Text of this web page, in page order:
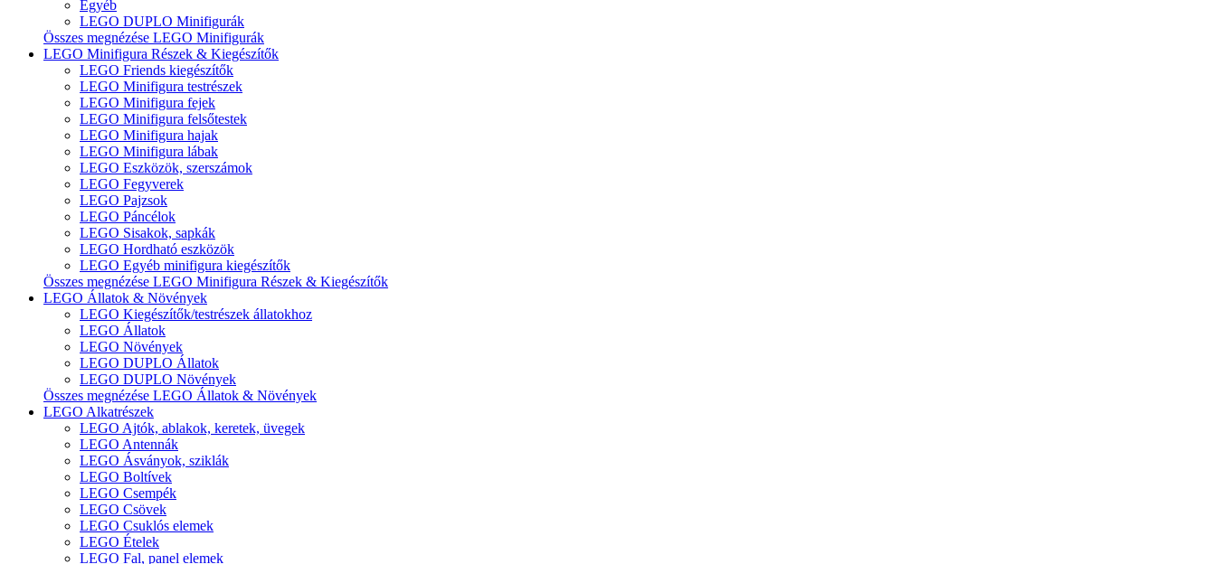
Egyéb
LEGO DUPLO Minifigurák
Összes megnézése LEGO Minifigurák
LEGO Minifigura Részek & Kiegészítők
LEGO Friends kiegészítők
LEGO Minifigura testrészek
LEGO Minifigura fejek
LEGO Minifigura felsőtestek
LEGO Minifigura hajak
LEGO Minifigura lábak
LEGO Eszközök, szerszámok
LEGO Fegyverek
LEGO Pajzsok
LEGO Páncélok
LEGO Sisakok, sapkák
LEGO Hordható eszközök
LEGO Egyéb minifigura kiegészítők
Összes megnézése LEGO Minifigura Részek & Kiegészítők
LEGO Állatok & Növények
LEGO Kiegészítők/testrészek állatokhoz
LEGO Állatok
LEGO Növények
LEGO DUPLO Állatok
LEGO DUPLO Növények
Összes megnézése LEGO Állatok & Növények
LEGO Alkatrészek
LEGO Ajtók, ablakok, keretek, üvegek
LEGO Antennák
LEGO Ásványok, sziklák
LEGO Boltívek
LEGO Csempék
LEGO Csövek
LEGO Csuklós elemek
LEGO Ételek
LEGO Fal, panel elemek